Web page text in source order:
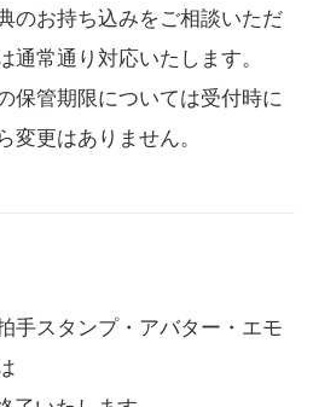
のお持ち込みをご相談いただ
通常通り対応いたします。
保管期限については受付時に
変更はありません。
手スタンプ・アバター・エモ